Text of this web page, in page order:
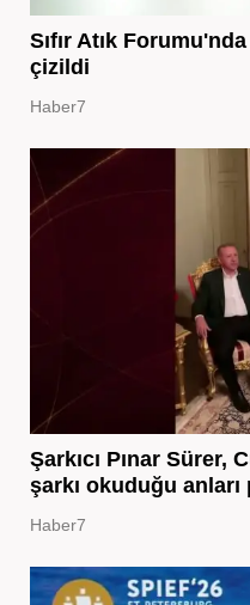
Sıfır Atık
çizildi
Haber7
Şarkıcı Pınar Sürer,
şarkı okuduğu anları
Haber7